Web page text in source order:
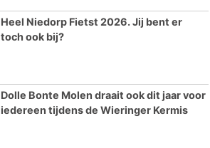
Heel Niedorp Fietst 2026. Jij bent er
toch ook bij?
Dolle Bonte Molen draait ook dit jaar voor
iedereen tijdens de Wieringer Kermis